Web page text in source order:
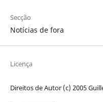
Secção
Notícias de fora
Licença
Direitos de Autor (c) 2005